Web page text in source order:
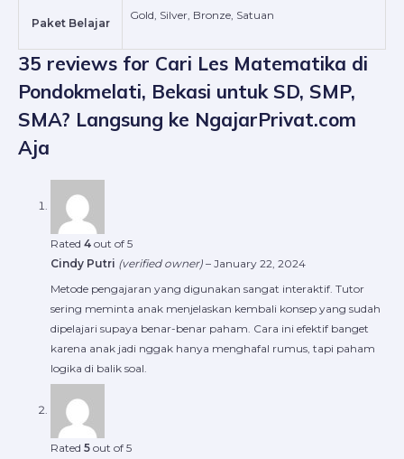
Paket Belajar
Gold, Silver, Bronze, Satuan
35 reviews for Cari Les Matematika di
Pondokmelati, Bekasi untuk SD, SMP,
SMA? Langsung ke NgajarPrivat.com
Aja
Rated 4 out of 5
Cindy Putri (verified owner) – January 22, 2024
Metode pengajaran yang digunakan sangat interaktif. Tutor
sering meminta anak menjelaskan kembali konsep yang sudah
dipelajari supaya benar-benar paham. Cara ini efektif banget
karena anak jadi nggak hanya menghafal rumus, tapi paham
logika di balik soal.
Rated 5 out of 5